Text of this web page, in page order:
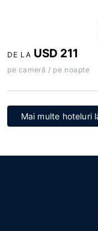
DE LA USD 211
pe cameră / pe noapte
Mai multe hoteluri